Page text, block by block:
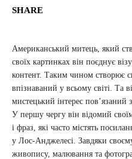
SHARE
Американський митець, який
своїх картинках він поєднує
контент. Таким чином створює
впізнаваний у всьому світі. Та
мистецький інтерес повʼязаний
У першу чергу він відомий
і фраз, які часто містять
у Лос-Анджелесі. Завдяки
живопису, малювання та